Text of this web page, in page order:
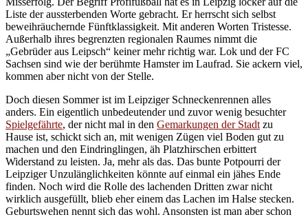
Liste der aussterbenden Worte gebracht. Er herrscht sich selbst
beweihräuchernde Fünftklassigkeit. Mit anderen Worten Tristesse.
Außerhalb ihres begrenzten regionalen Raumes nimmt die
„Gebrüder aus Leipsch“ keiner mehr richtig war. Lok und der FC
Sachsen sind wie der berühmte Hamster im Laufrad. Sie ackern viel,
kommen aber nicht von der Stelle.
Doch diesen Sommer ist im Leipziger Schneckenrennen alles
anders. Ein eigentlich unbedeutender und zuvor wenig besuchter
Spielgefährte, der nicht mal in den Gemarkungen der Stadt zu
Hause ist, schickt sich an, mit wenigen Zügen viel Boden gut zu
machen und den Eindringlingen, äh Platzhirschen erbittert
Widerstand zu leisten. Ja, mehr als das. Das bunte Potpourri der
Leipziger Unzulänglichkeiten könnte auf einmal ein jähes Ende
finden. Noch wird die Rolle des lachenden Dritten zwar nicht
wirklich ausgefüllt, blieb eher einem das Lachen im Halse stecken.
Geburtswehen nennt sich das wohl. Ansonsten ist man aber schon